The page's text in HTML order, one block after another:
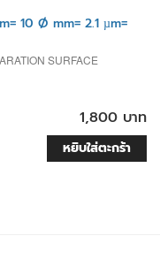
10 Ø mm= 2.1 µm=
SURFACE
1,800 บาท
หยิบใส่ตะกร้า